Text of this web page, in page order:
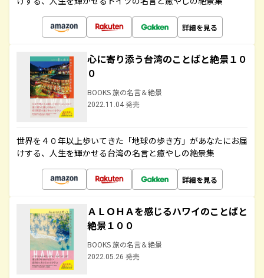
詳細を見る
心に寄り添う台湾のことばと絶景１０
０
BOOKS 旅の名言＆絶景
2022.11.04 発売
世界を４０年以上歩いてきた「地球の歩き方」があなたにお届
けする、人生を輝かせる台湾の名言と癒やしの絶景集
詳細を見る
ＡＬＯＨＡを感じるハワイのことばと
絶景１００
BOOKS 旅の名言＆絶景
2022.05.26 発売